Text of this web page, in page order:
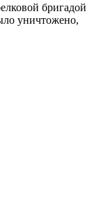
бригадой
уничтожено,